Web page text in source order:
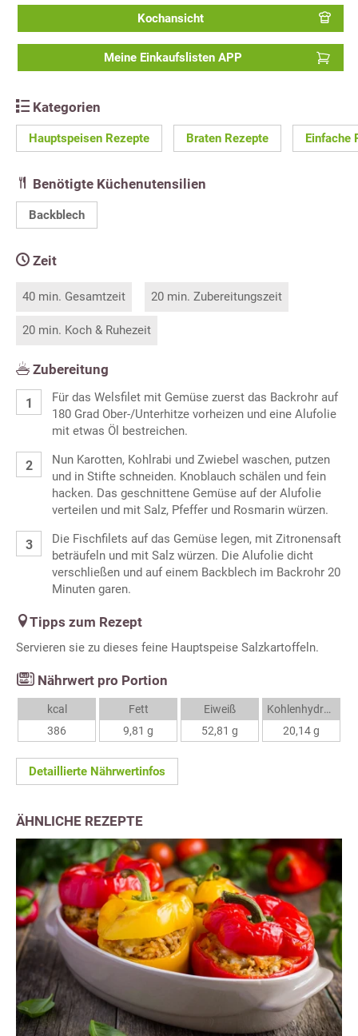
Kochansicht
Meine Einkaufslisten APP
Kategorien
Hauptspeisen Rezepte Braten Rezepte Einfache
Benötigte Küchenutensilien
Backblech
Zeit
40 min. Gesamtzeit 20 min. Zubereitungszeit
20 min. Koch & Ruhezeit
Zubereitung
Für das Welsfilet mit Gemüse zuerst das Backrohr auf
180 Grad Ober-/Unterhitze vorheizen und eine Alufolie
mit etwas Öl bestreichen.
Nun Karotten, Kohlrabi und Zwiebel waschen, putzen
und in Stifte schneiden. Knoblauch schälen und fein
hacken. Das geschnittene Gemüse auf der Alufolie
verteilen und mit Salz, Pfeffer und Rosmarin würzen.
Die Fischfilets auf das Gemüse legen, mit Zitronensaft
beträufeln und mit Salz würzen. Die Alufolie dicht
verschließen und auf einem Backblech im Backrohr 20
Minuten garen.
Tipps zum Rezept
Servieren sie zu dieses feine Hauptspeise Salzkartoffeln.
Nährwert pro Portion
kcal
386
Fett
9,81 g
Eiweiß
52,81 g
Kohlenhydrate
20,14 g
Detaillierte Nährwertinfos
ÄHNLICHE REZEPTE